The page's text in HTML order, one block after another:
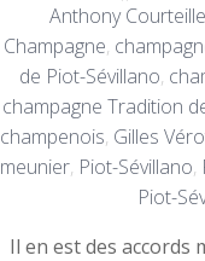
Anthony Courteille
Champagne,
de Piot-Sévillano,
champagne Tradition
champenois, Gilles
meunier, Piot-Sévillano,
Piot-
Il en est des accords